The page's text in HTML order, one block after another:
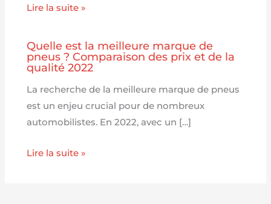
Lire la suite »
Quelle est la meilleure marque de
pneus ? Comparaison des prix et de la
qualité 2022
La recherche de la meilleure marque de pneus
est un enjeu crucial pour de nombreux
automobilistes. En 2022, avec un […]
Lire la suite »